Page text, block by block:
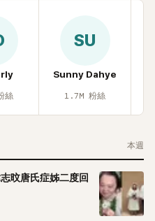
絲
SU
Sunny Dahye
1.7M 粉絲
本週
志旼唐氏症姊二度回